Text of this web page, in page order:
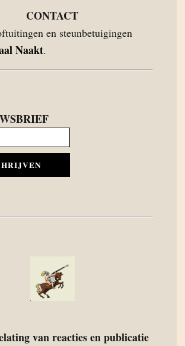
CONTACT
en steunbetuigingen
Naakt.
van reacties en publicatie